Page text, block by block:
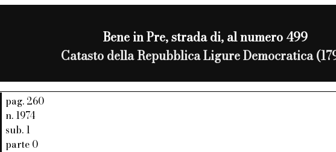
Bene in Pre, strada di, al numero 499
Catasto della Repubblica Ligure Democratica
pag. 260
n. 1974
sub. 1
parte 0